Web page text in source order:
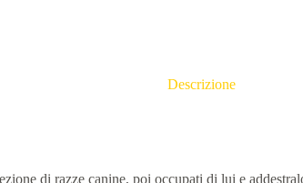
Descrizione
di razze canine, poi occupati di lui e